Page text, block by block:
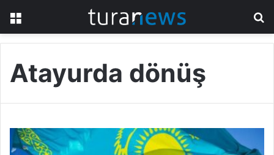
Atayurda dönüş